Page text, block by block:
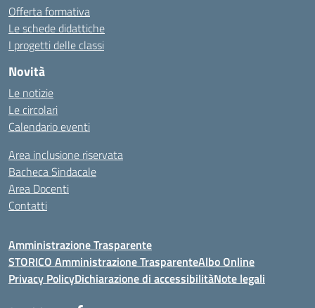
Offerta formativa
Le schede didattiche
I progetti delle classi
Novità
Le notizie
Le circolari
Calendario eventi
Area inclusione riservata
Bacheca Sindacale
Area Docenti
Contatti
Amministrazione Trasparente
STORICO Amministrazione TrasparenteAlbo Online
Privacy PolicyDichiarazione di accessibilitàNote legali